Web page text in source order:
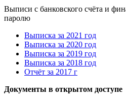
Выписи с банковского счёта и
паролю
Выписка за 2021 год
Выписка за 2020 год
Выписка за 2019 год
Выписка за 2018 год
Отчёт за 2017 г
Документы в открытом доступе